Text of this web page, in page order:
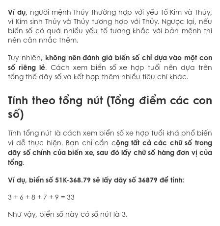
Ví dụ, người mệnh Thủy thường hợp với yếu tố Kim và Thủy,
vì Kim sinh Thủy và Thủy tương hợp với Thủy. Ngược lại, nếu
biển số có quá nhiều yếu tố tương khắc với bản mệnh thì
nên cân nhắc thêm.
Tuy nhiên, không nên đánh giá biển số chỉ dựa vào một con
số riêng lẻ. Cách xem biển số xe hợp tuổi nên dựa trên
tổng thể dãy số và kết hợp thêm nhiều tiêu chí khác.
Tính theo tổng nút (Tổng điểm các con
số)
Tính tổng nút là cách xem biển số xe hợp tuổi khá phổ biến
vì dễ thực hiện. Bạn chỉ cần cộng tất cả các chữ số trong
dãy số chính của biển xe, sau đó lấy chữ số hàng đơn vị của
tổng.
Ví dụ, biển số 51K-368.79 sẽ lấy dãy số 36879 để tính:
3 + 6 + 8 + 7 + 9 = 33
Như vậy, biển số này có số nút là 3.